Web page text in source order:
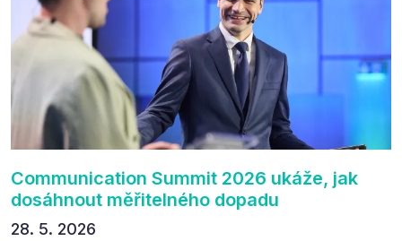
absolutně nejlepší moderátor!!!“ Tak shrnul
Communication Summit jeden z 330 účastníků ve
své zpětné vazbě. Ta potvrdila, co bylo slyšet i
cítit po celý 9. červen v Pragovce – že ročník s
tématem „Od chaosu k dopadu“ se skutečně
povedl.
Communication Summit 2026 ukáže, jak
dosáhnout měřitelného dopadu
28. 5. 2026